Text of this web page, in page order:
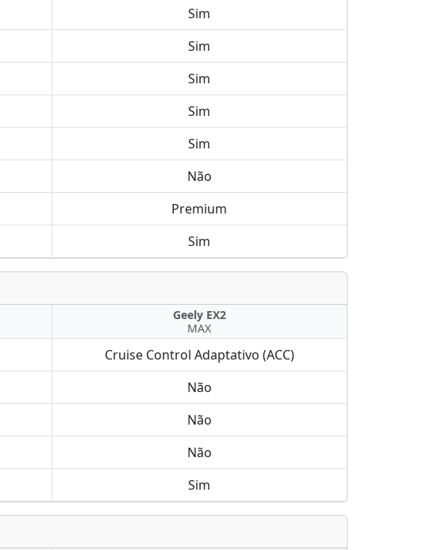
Sim
Sim
Sim
Sim
Sim
Não
Premium
Sim
Geely EX2
MAX
Cruise Control Adaptativo (ACC)
Não
Não
Não
Sim